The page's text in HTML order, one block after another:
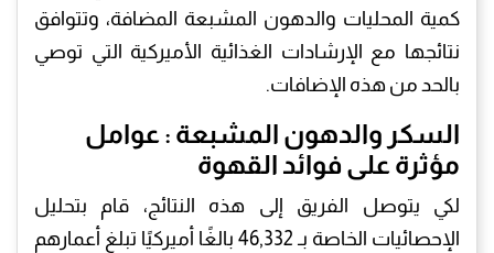
كمية المحليات والدهون المشبعة المضافة، وتتوافق
نتائجها مع الإرشادات الغذائية الأميركية التي توصي
بالحد من هذه الإضافات.
السكر والدهون المشبعة : عوامل
مؤثرة على فوائد القهوة
لكي يتوصل الفريق إلى هذه النتائج، قام بتحليل
الإحصائيات الخاصة بـ 46,332 بالغًا أميركيًا تبلغ أعمارهم